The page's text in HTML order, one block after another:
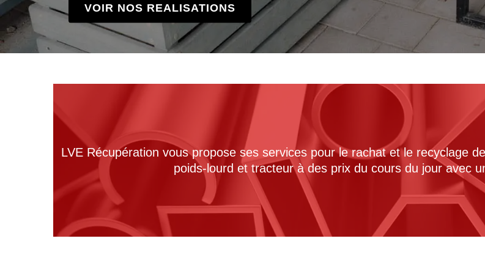
VOIR NOS REALISATIONS
LVE Récupération vous propose ses services pour le rachat et le recyclage
poids-lourd et tracteur à des prix du cours du jour avec